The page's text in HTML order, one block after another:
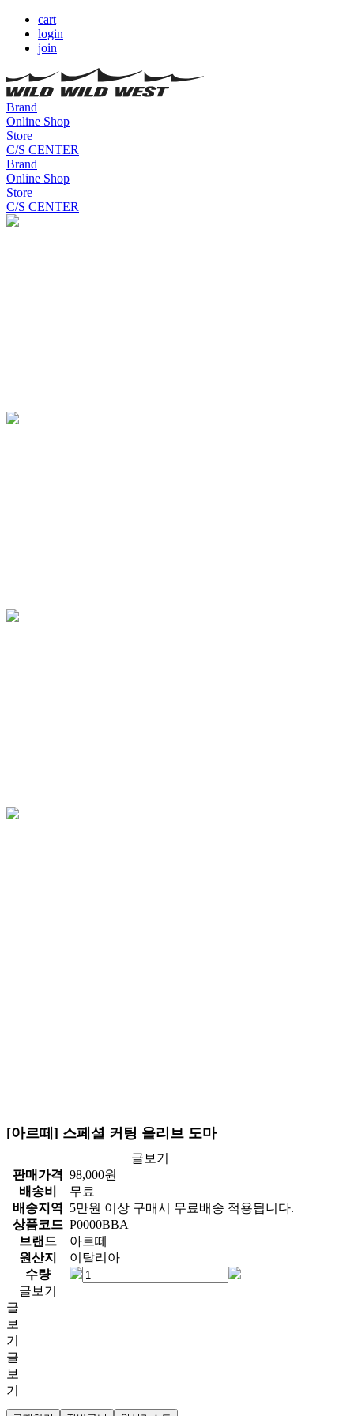
cart
login
join
Brand
Online Shop
Store
C/S CENTER
Brand
Online Shop
Store
C/S CENTER
[아르떼] 스페셜 커팅 올리브 도마
글보기
판매가격 98,000원
배송비
무료
배송지역
5만원 이상 구매시 무료배송 적용됩니다.
상품코드 P0000BBA
브랜드
아르떼
원산지
이탈리아
수량
글보기
글
보
기
글
보
기